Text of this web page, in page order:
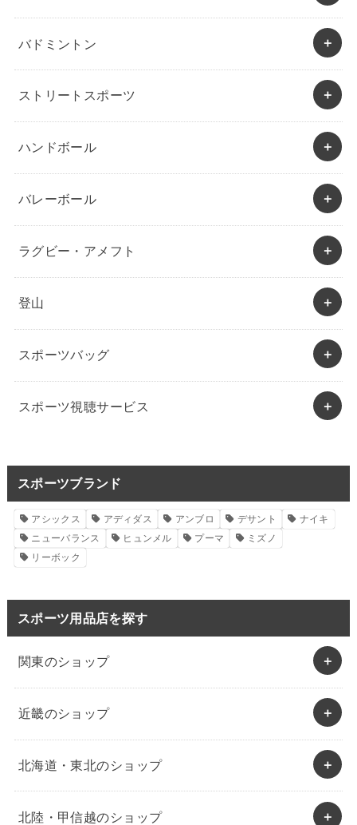
バドミントン
ストリートスポーツ
ハンドボール
バレーボール
ラグビー・アメフト
登山
スポーツバッグ
スポーツ視聴サービス
スポーツブランド
アシックス アディダス アンブロ デサント
ナイキ
ニューバランス
ヒュンメル プーマ
ミズノ
リーボック
スポーツ用品店を探す
関東のショップ
近畿のショップ
北海道・東北のショップ
北陸・甲信越のショップ